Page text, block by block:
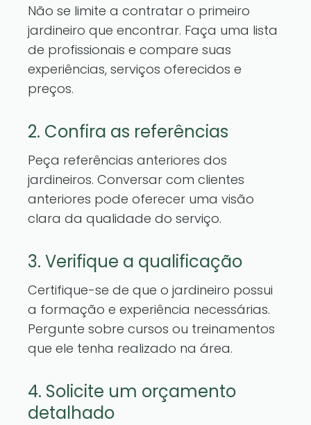
Não se limite a contratar o primeiro
jardineiro que encontrar. Faça uma lista
de profissionais e compare suas
experiências, serviços oferecidos e
preços.
2. Confira as referências
Peça referências anteriores dos
jardineiros. Conversar com clientes
anteriores pode oferecer uma visão
clara da qualidade do serviço.
3. Verifique a qualificação
Certifique-se de que o jardineiro possui
a formação e experiência necessárias.
Pergunte sobre cursos ou treinamentos
que ele tenha realizado na área.
4. Solicite um orçamento
detalhado